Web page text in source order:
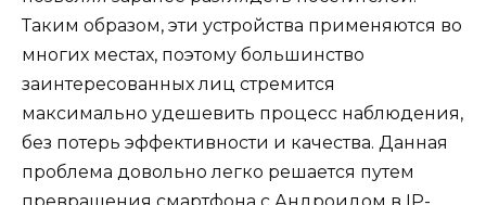
Таким образом, эти устройства применяются во
многих местах, поэтому большинство
заинтересованных лиц стремится
максимально удешевить процесс наблюдения,
без потерь эффективности и качества. Данная
проблема довольно легко решается путем